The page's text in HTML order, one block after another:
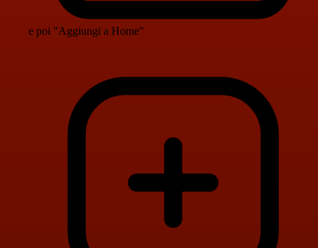
e poi "Aggiungi a Home"